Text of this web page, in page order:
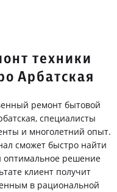
техники
Арбатская
ремонт бытовой
специалисты
и многолетний опыт.
сможет быстро найти
оптимальное решение
клиент получит
в рациональной